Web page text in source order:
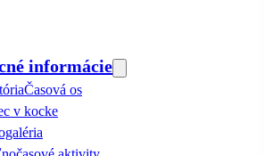
informácie
Časová os
v kocke